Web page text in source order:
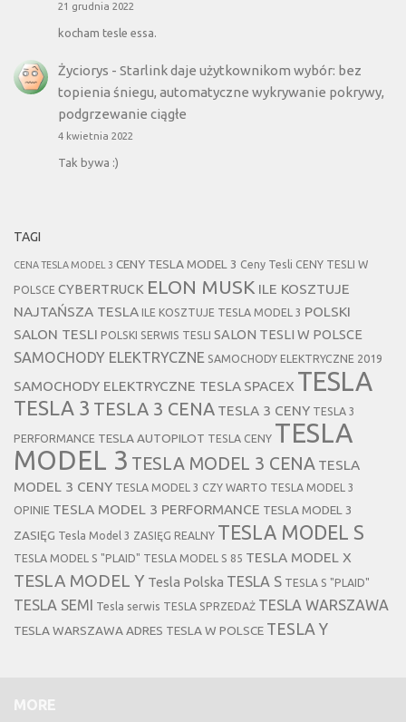
21 grudnia 2022
kocham tesle essa.
Życiorys - Starlink daje użytkownikom wybór: bez
topienia śniegu, automatyczne wykrywanie pokrywy,
podgrzewanie ciągłe
4 kwietnia 2022
Tak bywa :)
TAGI
CENA TESLA MODEL 3 CENY TESLA MODEL 3 Ceny Tesli CENY TESLI W
POLSCE CYBERTRUCK ELON MUSK ILE KOSZTUJE
NAJTAŃSZA TESLA
ILE KOSZTUJE TESLA MODEL 3 POLSKI
SALON TESLI POLSKI SERWIS TESLI SALON TESLI W POLSCE
SAMOCHODY ELEKTRYCZNE SAMOCHODY ELEKTRYCZNE 2019
SAMOCHODY ELEKTRYCZNE TESLA SPACEX TESLA
TESLA 3 TESLA 3 CENA TESLA 3 CENY TESLA 3
PERFORMANCE TESLA AUTOPILOT TESLA CENY TESLA
MODEL 3 TESLA MODEL 3 CENA TESLA
MODEL 3 CENY TESLA MODEL 3 CZY WARTO TESLA MODEL 3
OPINIE TESLA MODEL 3 PERFORMANCE TESLA MODEL 3
ZASIĘG Tesla Model 3 ZASIĘG REALNY TESLA MODEL S
TESLA MODEL S "PLAID" TESLA MODEL S 85 TESLA MODEL X
TESLA MODEL Y Tesla Polska TESLA S TESLA S "PLAID"
TESLA SEMI Tesla serwis TESLA SPRZEDAŻ TESLA WARSZAWA
TESLA WARSZAWA ADRES TESLA W POLSCE TESLA Y
MORE